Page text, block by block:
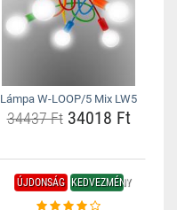
Lámpa W-LOOP/5 Mix LW5
34437 Ft34018 Ft
ÚJDONSÁG KEDVEZMÉNY